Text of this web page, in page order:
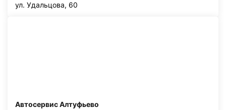
ул. Удальцова, 60
Автосервис Алтуфьево